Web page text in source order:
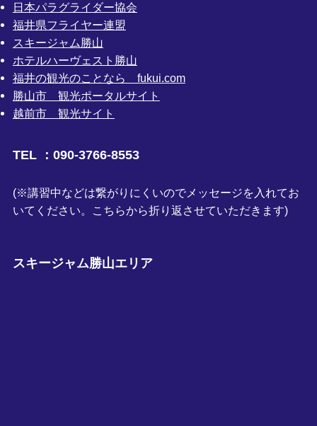
日本パラグライダー協会
福井県フライヤー連盟
スキージャム勝山
ホテルハーヴェスト勝山
福井の観光のことなら fukui.com
勝山市 観光ポータルサイト
越前市 観光サイト
TEL ：090-3766-8553
(※講習中などは繋がりにくいのでメッセージを入れてお
いてください。こちらから折り返させていただきます)
スキージャム勝山エリア